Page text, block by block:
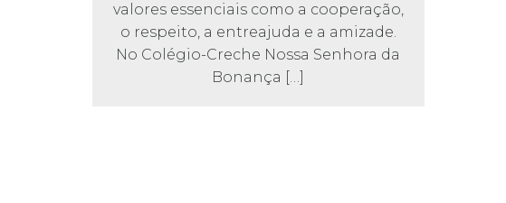
valores essenciais como a cooperação,
o respeito, a entreajuda e a amizade.
No Colégio-Creche Nossa Senhora da
Bonança […]